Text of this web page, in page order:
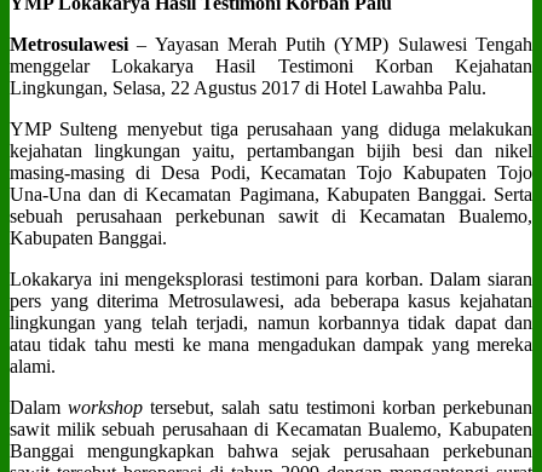
Metrosulawesi – Yayasan Merah Putih (YMP) Sulawesi Tengah
menggelar Lokakarya Hasil Testimoni Korban Kejahatan
Lingkungan, Selasa, 22 Agustus 2017 di Hotel Lawahba Palu.
YMP Sulteng menyebut tiga perusahaan yang diduga melakukan
kejahatan lingkungan yaitu, pertambangan bijih besi dan nikel
masing-masing di Desa Podi, Kecamatan Tojo Kabupaten Tojo
Una-Una dan di Kecamatan Pagimana, Kabupaten Banggai. Serta
sebuah perusahaan perkebunan sawit di Kecamatan Bualemo,
Kabupaten Banggai.
Lokakarya ini mengeksplorasi testimoni para korban. Dalam siaran
pers yang diterima Metrosulawesi, ada beberapa kasus kejahatan
lingkungan yang telah terjadi, namun korbannya tidak dapat dan
atau tidak tahu mesti ke mana mengadukan dampak yang mereka
alami.
Dalamworkshop tersebut, salah satu testimoni korban perkebunan
sawit milik sebuah perusahaan di Kecamatan Bualemo, Kabupaten
Banggai mengungkapkan bahwa sejak perusahaan perkebunan